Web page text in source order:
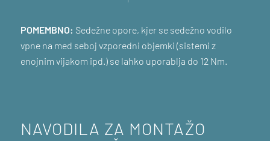
POMEMBNO: Sedežne opore, kjer se sedežno vodilo
vpne na med seboj vzporedni objemki (sistemi z
enojnim vijakom ipd.) se lahko uporablja do 12 Nm.
NAVODILA ZA MONTAŽO